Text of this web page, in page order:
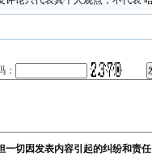
：
一切因发表内容引起的纠纷和责